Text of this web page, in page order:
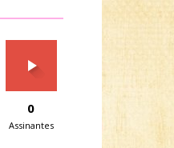
0
Assinantes